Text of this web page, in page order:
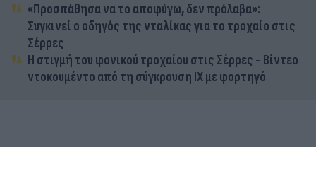
«Προσπάθησα να το αποφύγω, δεν πρόλαβα»:
Συγκινεί ο οδηγός της νταλίκας για το τροχαίο στις
Σέρρες
Η στιγμή του φονικού τροχαίου στις Σέρρες - Βίντεο
ντοκουμέντο από τη σύγκρουση ΙΧ με φορτηγό